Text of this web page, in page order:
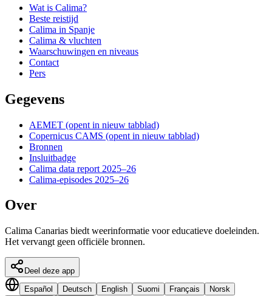
Wat is Calima?
Beste reistijd
Calima in Spanje
Calima & vluchten
Waarschuwingen en niveaus
Contact
Pers
Gegevens
AEMET (opent in nieuw tabblad)
Copernicus CAMS (opent in nieuw tabblad)
Bronnen
Insluitbadge
Calima data report 2025–26
Calima-episodes 2025–26
Over
Calima Canarias biedt weerinformatie voor educatieve doeleinden.
Het vervangt geen officiële bronnen.
Deel deze app
Español
Deutsch English Suomi Français
Norsk